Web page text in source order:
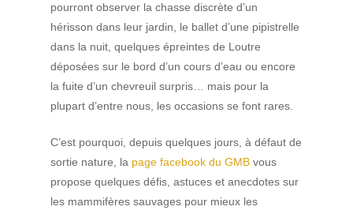
pourront observer la chasse discrète d’un
hérisson dans leur jardin, le ballet d’une pipistrelle
dans la nuit, quelques épreintes de Loutre
déposées sur le bord d’un cours d’eau ou encore
la fuite d’un chevreuil surpris… mais pour la
plupart d’entre nous, les occasions se font rares.
C’est pourquoi, depuis quelques jours, à défaut de
sortie nature, la page facebook du GMB vous
propose quelques défis, astuces et anecdotes sur
les mammifères sauvages pour mieux les